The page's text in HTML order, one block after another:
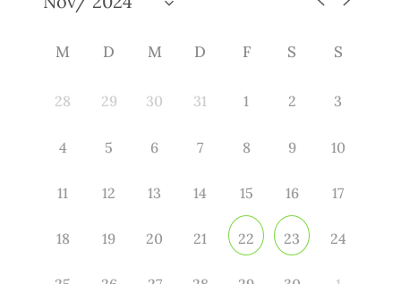
M D M D F S S
28 29 30 31 1 2 3
4 5 6 7 8 9 10
11 12 13 14 15 16 17
18 19 20 21 22 23 24